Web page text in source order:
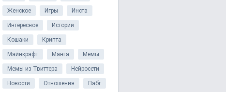
Женское Игры Инста
Интересное Истории
Кошаки Крипта
Майнкрафт Манга Мемы
Мемы из Твиттера Нейросети
Новости Отношения Пабг